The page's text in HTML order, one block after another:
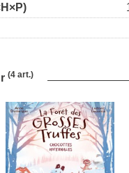
(4 art.)